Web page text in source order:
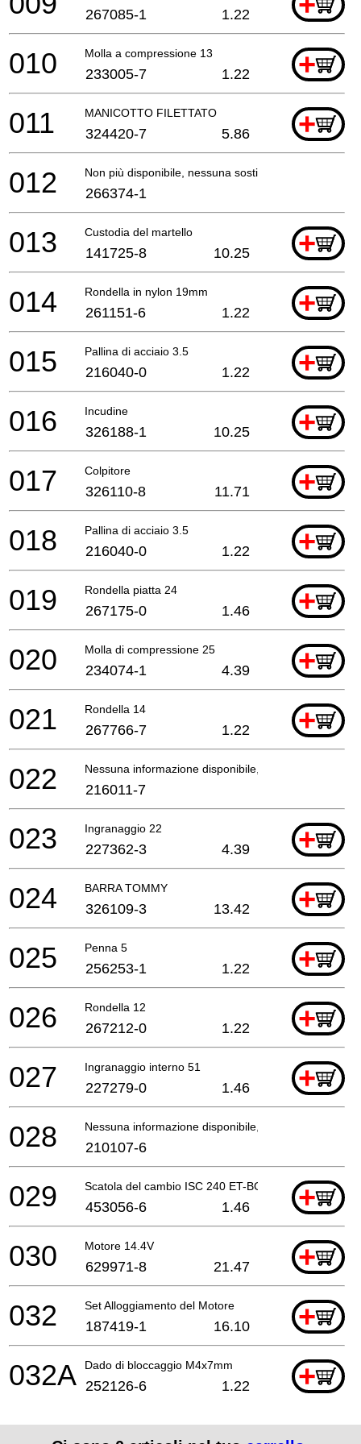
267085-1 1.22
Molla a compressione 13 +
010 233005-7 1.22
MANICOTTO FILETTATO +
011 324420-7 5.86
Non più disponibile, nessuna sostituzione
012 266374-1
Custodia del martello +
013 141725-8 10.25
Rondella in nylon 19mm +
014 261151-6 1.22
Pallina di acciaio 3.5 +
015 216040-0 1.22
Incudine +
016 326188-1 10.25
Colpitore +
017 326110-8 11.71
Pallina di acciaio 3.5 +
018 216040-0 1.22
Rondella piatta 24 +
019 267175-0 1.46
Molla di compressione 25 +
020 234074-1 4.39
Rondella 14 +
021 267766-7 1.22
Nessuna informazione disponibile, non ordinabile
022 216011-7
Ingranaggio 22 +
023 227362-3 4.39
BARRA TOMMY +
024 326109-3 13.42
Penna 5 +
025 256253-1 1.22
Rondella 12 +
026 267212-0 1.22
Ingranaggio interno 51 +
027 227279-0 1.46
Nessuna informazione disponibile, non ordinabile
028 210107-6
Scatola del cambio ISC 240 ET-BG +
029 453056-6 1.46
Motore 14.4V +
030 629971-8 21.47
Set Alloggiamento del Motore +
032 187419-1 16.10
Dado di bloccaggio M4x7mm +
032A 252126-6 1.22